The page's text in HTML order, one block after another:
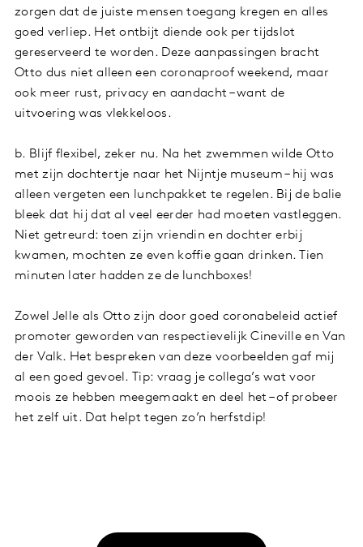
zorgen dat de juiste mensen toegang kregen en alles
goed verliep. Het ontbijt diende ook per tijdslot
gereserveerd te worden. Deze aanpassingen bracht
Otto dus niet alleen een coronaproof weekend, maar
ook meer rust, privacy en aandacht – want de
uitvoering was vlekkeloos.
b. Blijf flexibel, zeker nu. Na het zwemmen wilde Otto
met zijn dochtertje naar het Nijntje museum – hij was
alleen vergeten een lunchpakket te regelen. Bij de balie
bleek dat hij dat al veel eerder had moeten vastleggen.
Niet getreurd: toen zijn vriendin en dochter erbij
kwamen, mochten ze even koffie gaan drinken. Tien
minuten later hadden ze de lunchboxes!
Zowel Jelle als Otto zijn door goed coronabeleid actief
promoter geworden van respectievelijk Cineville en Van
der Valk. Het bespreken van deze voorbeelden gaf mij
al een goed gevoel. Tip: vraag je collega’s wat voor
moois ze hebben meegemaakt en deel het – of probeer
het zelf uit. Dat helpt tegen zo’n herfstdip!